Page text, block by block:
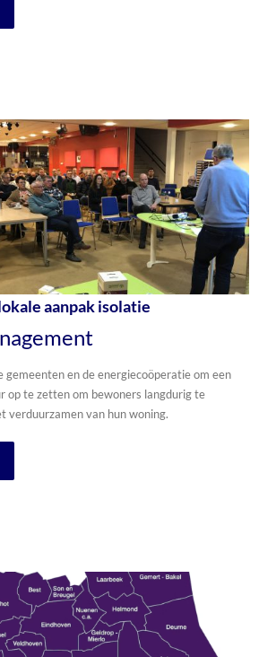
aanpak isolatie
gemeenten en de energiecoöperatie om een
op te zetten om bewoners langdurig te
verduurzamen van hun woning.